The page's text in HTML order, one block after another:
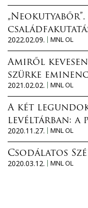
2022.02.09.
MNL OL
Amiről
szürke
2021.02.02.
MNL OL
A két
levéltárban: a
2020.11.27.
MNL OL
Csodálatos
2020.03.12.
MNL OL